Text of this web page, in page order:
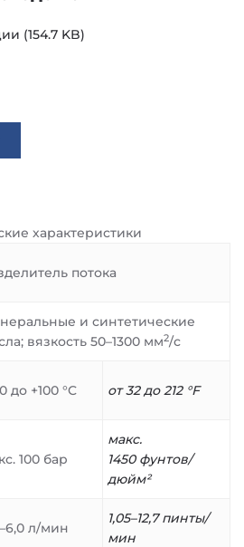
(154.7 KB)
характеристики
потока
и синтетические
вязкость 50–1300 мм2/с
до +100 °C от 32 до 212 °F
100 бар
макс.
1450 фунтов/
дюйм²
л/мин
1,05–12,7 пинты/
мин